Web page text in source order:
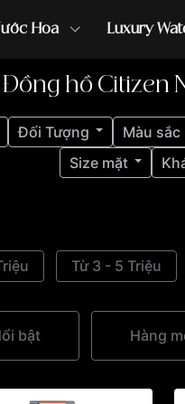
Hoa Luxury
hồ casio đồng hồ G-Shock đồng
Đồng hồ Citizen
Đối Tượng Màu sắc
Size mặt
Từ 3 - 5 Triệu
bật Hàng